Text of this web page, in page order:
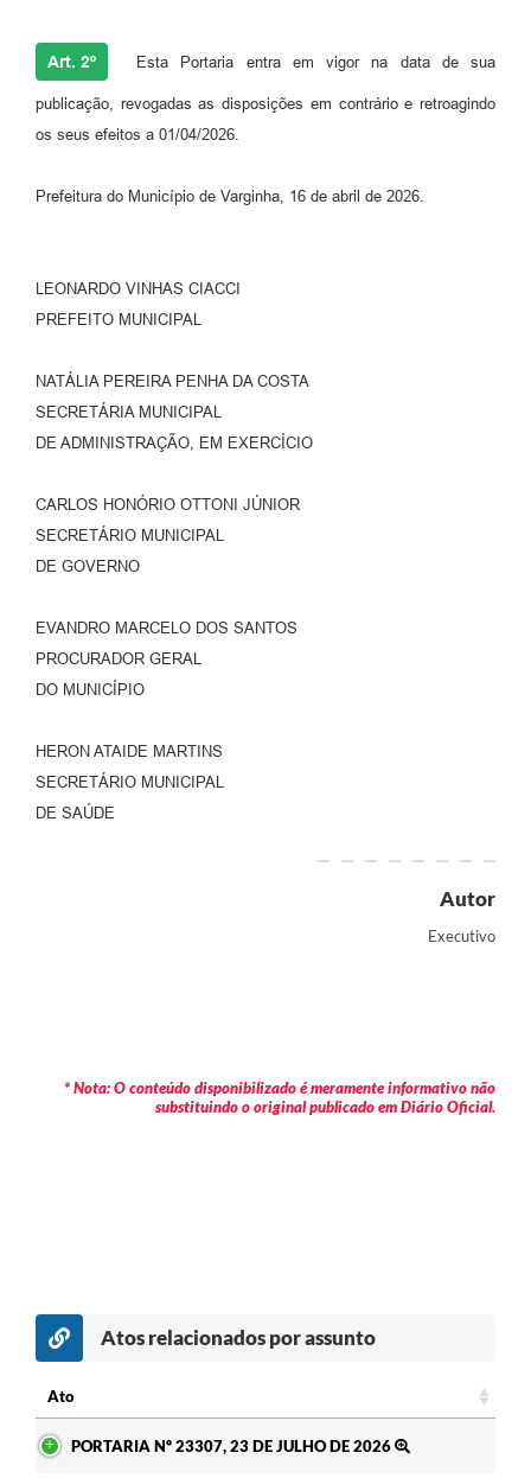
Art. 2º Esta Portaria entra em vigor na data de sua
publicação, revogadas as disposições em contrário e retroagindo
os seus efeitos a 01/04/2026.
Prefeitura do Município de Varginha, 16 de abril de 2026.
LEONARDO VINHAS CIACCI
PREFEITO MUNICIPAL
NATÁLIA PEREIRA PENHA DA COSTA
SECRETÁRIA MUNICIPAL
DE ADMINISTRAÇÃO, EM EXERCÍCIO
CARLOS HONÓRIO OTTONI JÚNIOR
SECRETÁRIO MUNICIPAL
DE GOVERNO
EVANDRO MARCELO DOS SANTOS
PROCURADOR GERAL
DO MUNICÍPIO
HERON ATAIDE MARTINS
SECRETÁRIO MUNICIPAL
DE SAÚDE
Autor
Executivo
* Nota: O conteúdo disponibilizado é meramente informativo não
substituindo o original publicado em Diário Oficial.
Atos relacionados por assunto
Ato
PORTARIA Nº 23307, 23 DE JULHO DE 2026